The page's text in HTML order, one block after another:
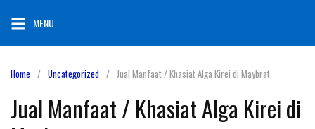
content
MENU
Home Uncategorized Jual Manfaat / Khasiat Alga Kirei di Maybrat
Jual Manfaat / Khasiat Alga Kirei di